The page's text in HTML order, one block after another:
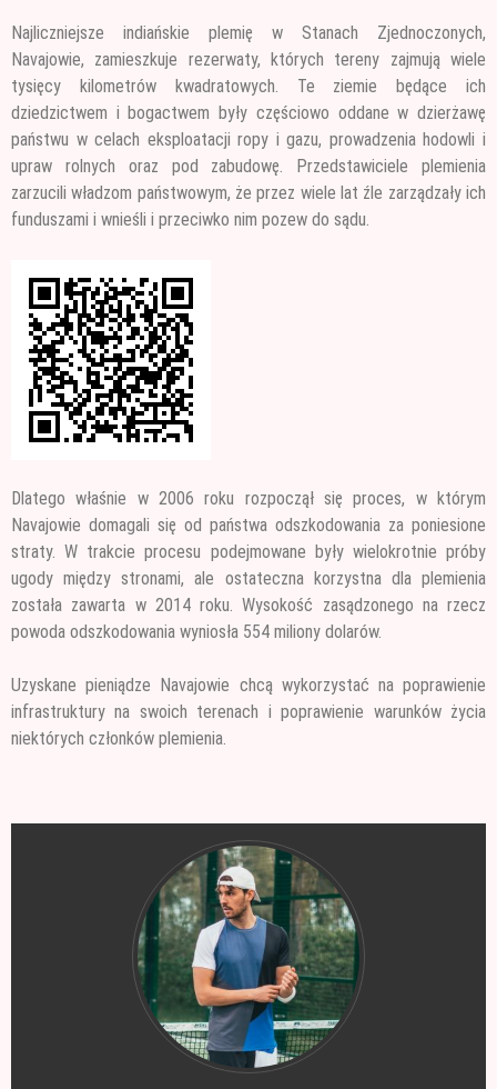
Najliczniejsze indiańskie plemię w Stanach Zjednoczonych,
Navajowie, zamieszkuje rezerwaty, których tereny zajmują wiele
tysięcy kilometrów kwadratowych. Te ziemie będące ich
dziedzictwem i bogactwem były częściowo oddane w dzierżawę
państwu w celach eksploatacji ropy i gazu, prowadzenia hodowli i
upraw rolnych oraz pod zabudowę. Przedstawiciele plemienia
zarzucili władzom państwowym, że przez wiele lat źle zarządzały ich
funduszami i wnieśli i przeciwko nim pozew do sądu.
Dlatego właśnie w 2006 roku rozpoczął się proces, w którym
Navajowie domagali się od państwa odszkodowania za poniesione
straty. W trakcie procesu podejmowane były wielokrotnie próby
ugody między stronami, ale ostateczna korzystna dla plemienia
została zawarta w 2014 roku. Wysokość zasądzonego na rzecz
powoda odszkodowania wyniosła 554 miliony dolarów.
Uzyskane pieniądze Navajowie chcą wykorzystać na poprawienie
infrastruktury na swoich terenach i poprawienie warunków życia
niektórych członków plemienia.